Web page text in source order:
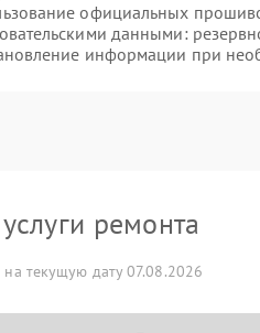
официальных
данными:
информации при
ремонта
текущую дату 07.08.2026